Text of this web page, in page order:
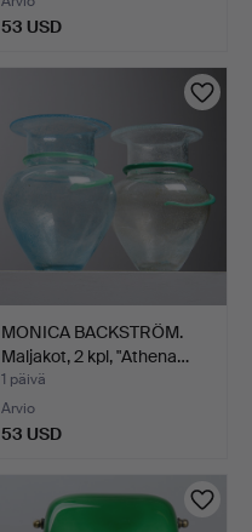
53 USD
MONICA BACKSTRÖM.
Maljakot, 2 kpl, "Athena…
1 päivä
Arvio
53 USD